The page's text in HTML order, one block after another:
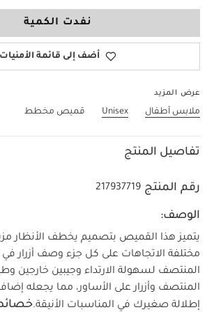
نفدت الكمية
أضف إلى قائمة الأمنيات
عرض المزيد
ملابس أطفال Unisex قميص مخطط
تفاصيل المنتج
رقم المنتج 217937719
الوصف:
يتميز هذا القميص بتصميم يخطف الأنظار
مختلفة الاتجاهات على كل جزء وصف أزرار في
المنتصف لسهولة الارتداء وجيبين خارجين
المنتصف وأزرار على الأساور، مما يجعله
إطلالة صغيرك في المناسبات الأنيقة.